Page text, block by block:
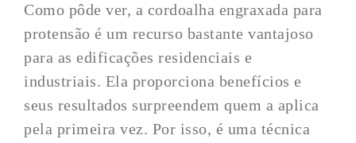
Como pôde ver, a cordoalha engraxada para
protensão é um recurso bastante vantajoso
para as edificações residenciais e
industriais. Ela proporciona benefícios e
seus resultados surpreendem quem a aplica
pela primeira vez. Por isso, é uma técnica